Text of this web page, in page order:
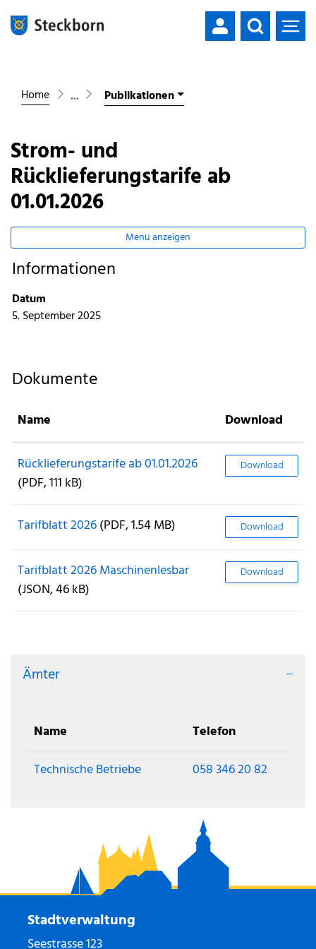
Mustergemeinde
Home Publikationen
Strom- und
Rücklieferungstarife ab
01.01.2026
Menü anzeigen
Informationen
Datum
5. September 2025
Dokumente
Name Download
Rücklieferungstarife ab 01.01.2026
(PDF, 111 kB)
Download
Tarifblatt 2026(PDF, 1.54 MB) Download
Tarifblatt 2026 Maschinenlesbar
(JSON, 46 kB)
Download
Ämter
Name
Telefon
Technische Betriebe
058 346 20 82
Stadtverwaltung
Seestrasse 123